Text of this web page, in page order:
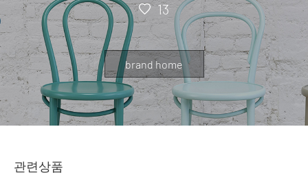
13
brand home
관련상품